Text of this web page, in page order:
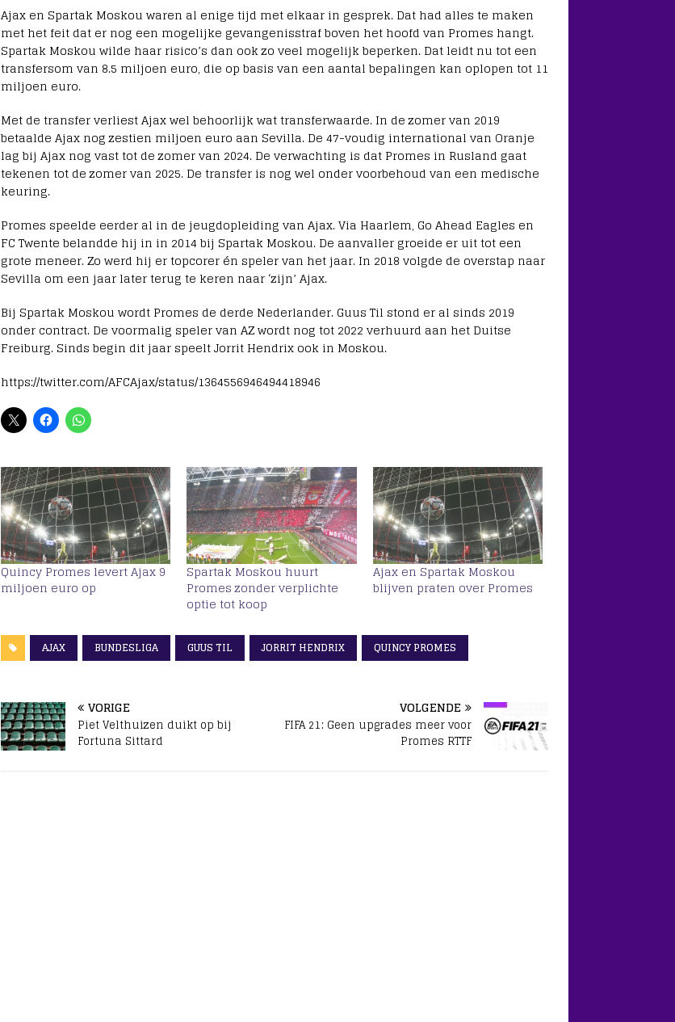
Ajax en Spartak Moskou waren al enige tijd met elkaar in gesprek. Dat had alles te maken
met het feit dat er nog een mogelijke gevangenisstraf boven het hoofd van Promes hangt.
Spartak Moskou wilde haar risico’s dan ook zo veel mogelijk beperken. Dat leidt nu tot een
transfersom van 8.5 miljoen euro, die op basis van een aantal bepalingen kan oplopen tot 11
miljoen euro.
Met de transfer verliest Ajax wel behoorlijk wat transferwaarde. In de zomer van 2019
betaalde Ajax nog zestien miljoen euro aan Sevilla. De 47-voudig international van Oranje
lag bij Ajax nog vast tot de zomer van 2024. De verwachting is dat Promes in Rusland gaat
tekenen tot de zomer van 2025. De transfer is nog wel onder voorbehoud van een medische
keuring.
Promes speelde eerder al in de jeugdopleiding van Ajax. Via Haarlem, Go Ahead Eagles en
FC Twente belandde hij in in 2014 bij Spartak Moskou. De aanvaller groeide er uit tot een
grote meneer. Zo werd hij er topcorer én speler van het jaar. In 2018 volgde de overstap naar
Sevilla om een jaar later terug te keren naar ‘zijn’ Ajax.
Bij Spartak Moskou wordt Promes de derde Nederlander. Guus Til stond er al sinds 2019
onder contract. De voormalig speler van AZ wordt nog tot 2022 verhuurd aan het Duitse
Freiburg. Sinds begin dit jaar speelt Jorrit Hendrix ook in Moskou.
https://twitter.com/AFCAjax/status/1364556946494418946
Quincy Promes levert Ajax 9
miljoen euro op
Spartak Moskou huurt
Promes zonder verplichte
optie tot koop
Ajax en Spartak Moskou
blijven praten over Promes
AJAX BUNDESLIGA GUUS TIL JORRIT HENDRIX QUINCY PROMES
VORIGE
Piet Velthuizen duikt op bij
Fortuna Sittard
VOLGENDE
FIFA 21: Geen upgrades meer voor
Promes RTTF